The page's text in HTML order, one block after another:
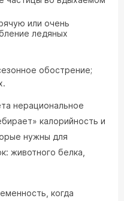
или очень
ледяных
обострение;
нерациональное
калорийность и
нужны для
животного белка,
когда